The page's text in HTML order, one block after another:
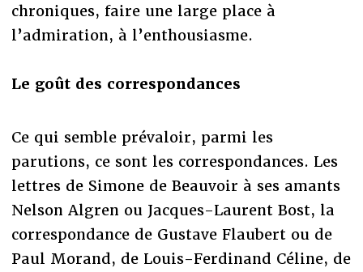
chroniques, faire une large place à
l’admiration, à l’enthousiasme.
Le goût des correspondances
Ce qui semble prévaloir, parmi les
parutions, ce sont les correspondances. Les
lettres de Simone de Beauvoir à ses amants
Nelson Algren ou Jacques-Laurent Bost, la
correspondance de Gustave Flaubert ou de
Paul Morand, de Louis-Ferdinand Céline, de